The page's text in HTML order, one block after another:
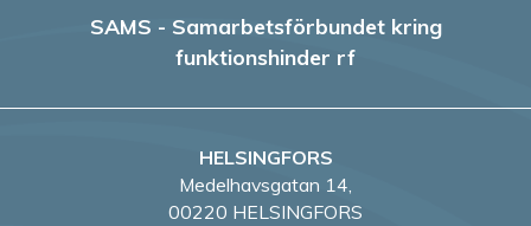
SAMS - Samarbetsförbundet kring
funktionshinder rf
HELSINGFORS
Medelhavsgatan 14,
00220 HELSINGFORS